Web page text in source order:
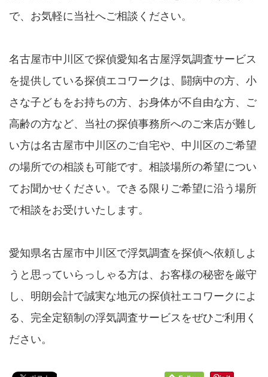
で、お気軽に当社へご相談ください。
名古屋市中川区で探偵愛知名古屋浮気調査サービス
を提供している探偵エコワークは、闘病中の方、小
さな子どもをお持ちの方、お身体が不自由な方、ご
高齢の方など、当社の探偵事務所へのご来店が難し
い方は名古屋市中川区のご自宅や、中川区のご希望
の場所での相談も可能です。相談場所の希望につい
てお聞かせください。できる限りご希望に沿う場所
で相談をお受けいたします。
愛知県名古屋市中川区で浮気調査を探偵へ依頼しよ
うと思っていらっしゃる方は、お客様の秘密を厳守
し、明朗会計で誠実な地元の探偵社エコワークによ
る、完全定額制の浮気調査サービスをぜひご利用く
ださい。